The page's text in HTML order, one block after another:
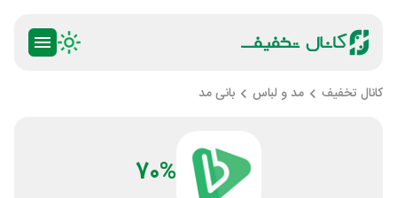
کانال تخفیف مد و لباس بانی مد
70%